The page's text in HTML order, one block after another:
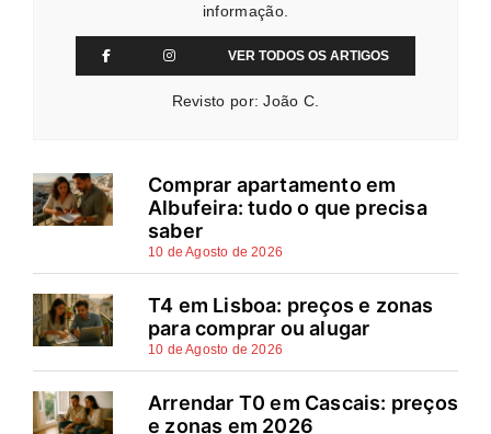
informação.
VER TODOS OS ARTIGOS
Revisto por: João C.
Comprar apartamento em
Albufeira: tudo o que precisa
saber
10 de Agosto de 2026
T4 em Lisboa: preços e zonas
para comprar ou alugar
10 de Agosto de 2026
Arrendar T0 em Cascais: preços
e zonas em 2026